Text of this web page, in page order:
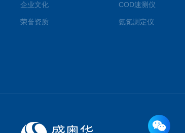
企业文化
荣誉资质
COD速测仪
氨氮测定仪